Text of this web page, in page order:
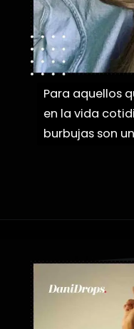
Para aquellos
en la vida
burbujas son
Para aquellos
en la vida
burbujas son